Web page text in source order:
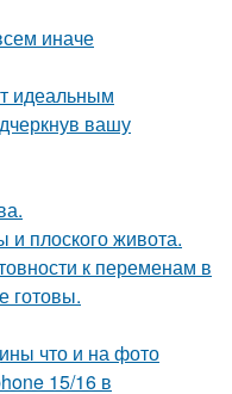
иначе
идеальным
вашу
плоского живота.
к переменам в
готовы.
что и на фото
15/16 в